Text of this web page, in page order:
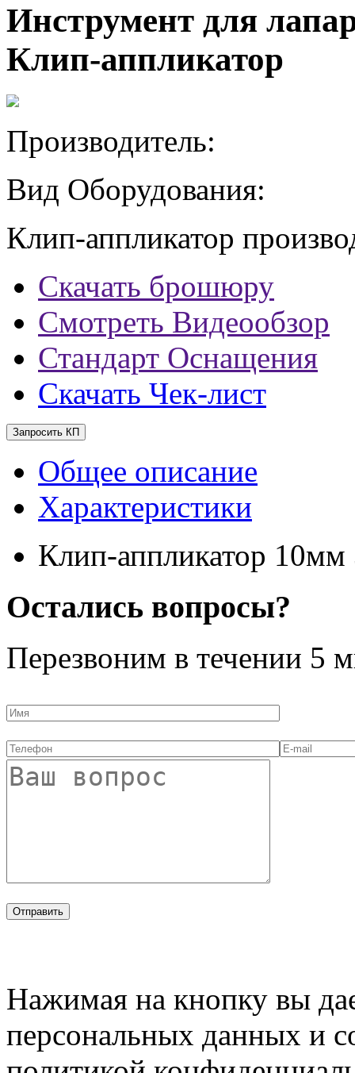
Инструмент для
Клип-аппликатор
Производитель:
Вид Оборудования:
Клип-аппликатор
Скачать брошюру
Смотреть Видеообзор
Стандарт Оснащения
Скачать Чек-лист
Запросить КП
Общее описание
Характеристики
Клип-аппликатор 10мм
Остались вопросы?
Перезвоним в течении 5
Нажимая на кнопку вы
персональных данных и